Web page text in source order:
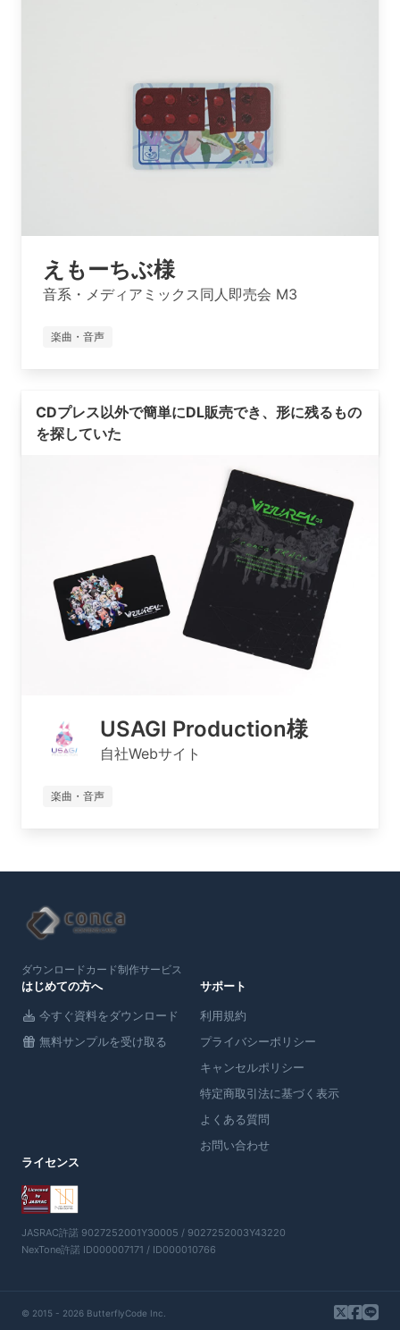
えもーちぶ様
音系・メディアミックス同人即売会 M3
楽曲・音声
CDプレス以外で簡単にDL販売でき、形に残るもの
を探していた
USAGI Production様
自社Webサイト
楽曲・音声
ダウンロードカード制作サービス
はじめての方へ
今すぐ資料をダウンロード
無料サンプルを受け取る
サポート
利用規約
プライバシーポリシー
キャンセルポリシー
特定商取引法に基づく表示
よくある質問
お問い合わせ
ライセンス
JASRAC許諾 9027252001Y30005 / 9027252003Y43220
NexTone許諾 ID000007171 / ID000010766
© 2015 - 2026 ButterflyCode Inc.